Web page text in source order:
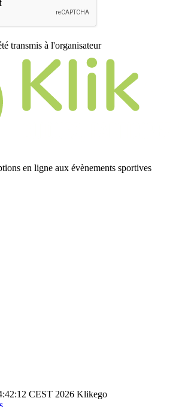
transmis à l'organisateur
en ligne aux évènements sportives
CEST 2026 Klikego